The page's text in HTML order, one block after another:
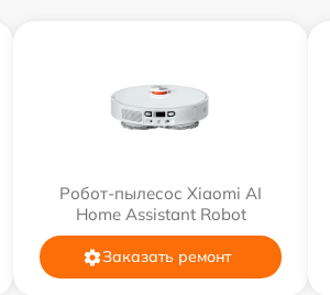
Робот-пылесос Xiaomi AI
Home Assistant Robot
Заказать ремонт